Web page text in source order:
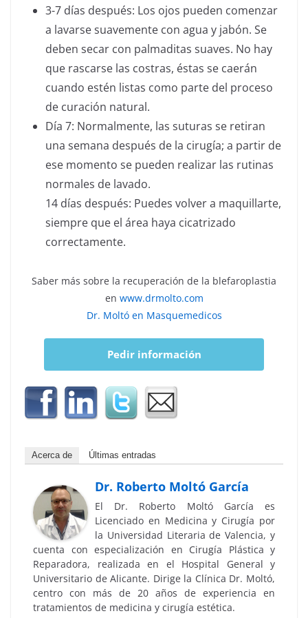
3-7 días después: Los ojos pueden comenzar
a lavarse suavemente con agua y jabón. Se
deben secar con palmaditas suaves. No hay
que rascarse las costras, éstas se caerán
cuando estén listas como parte del proceso
de curación natural.
Día 7: Normalmente, las suturas se retiran
una semana después de la cirugía; a partir de
ese momento se pueden realizar las rutinas
normales de lavado.
14 días después: Puedes volver a maquillarte,
siempre que el área haya cicatrizado
correctamente.
Saber más sobre la recuperación de la blefaroplastia
en www.drmolto.com
Dr. Moltó en Masquemedicos
Pedir información
Acerca de Últimas entradas
Dr. Roberto Moltó García
El Dr. Roberto Moltó García es
Licenciado en Medicina y Cirugía por
la Universidad Literaria de Valencia, y
cuenta con especialización en Cirugía Plástica y
Reparadora, realizada en el Hospital General y
Universitario de Alicante. Dirige la Clínica Dr. Moltó,
centro con más de 20 años de experiencia en
tratamientos de medicina y cirugía estética.